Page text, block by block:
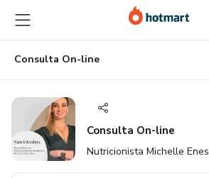
para
o
conteúdo
principal
para
o
pagamento
para
o
rodapéConsulta On-line
Consulta On-line
Nutricionista Michelle Enes